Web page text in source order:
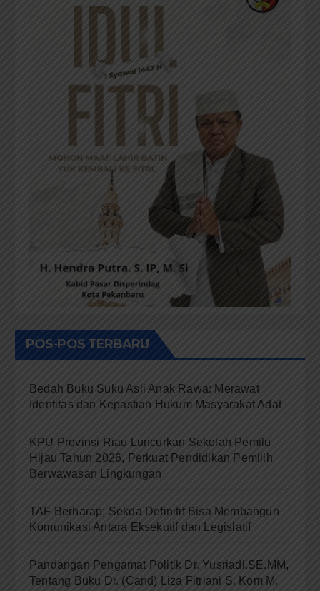
POS-POS TERBARU
Bedah Buku Suku Asli Anak Rawa: Merawat
Identitas dan Kepastian Hukum Masyarakat Adat
KPU Provinsi Riau Luncurkan Sekolah Pemilu
Hijau Tahun 2026, Perkuat Pendidikan Pemilih
Berwawasan Lingkungan
TAF Berharap; Sekda Definitif Bisa Membangun
Komunikasi Antara Eksekutif dan Legislatif
Pandangan Pengamat Politik Dr. Yusriadi.SE.MM,
Tentang Buku Dr. (Cand) Liza Fitriani S. Kom M.